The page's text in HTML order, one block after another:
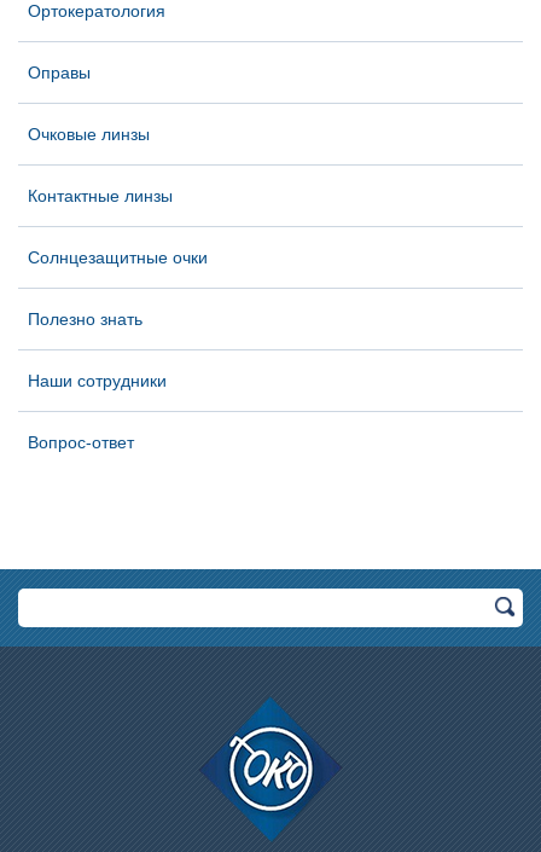
Ортокератология
Оправы
Очковые линзы
Контактные линзы
Солнцезащитные очки
Полезно знать
Наши сотрудники
Вопрос-ответ